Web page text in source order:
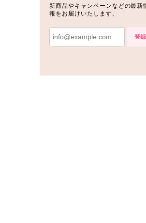
新商品やキャンペーンなどの最新
報をお届けいたします。
登録